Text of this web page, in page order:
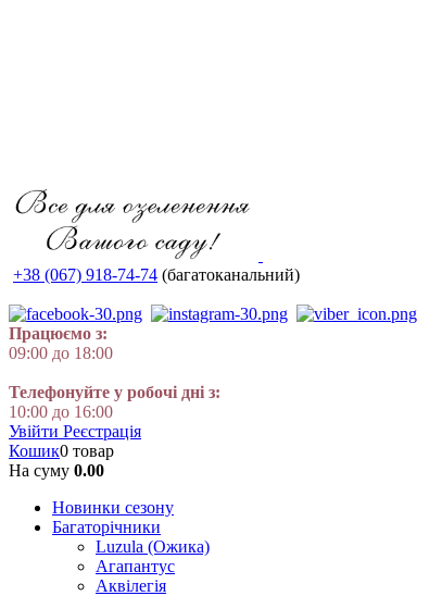
+38 (067) 918-74-74 (багатоканальний)
Працюємо з:
09:00 до 18:00
Телефонуйте у робочі дні з:
10:00 до 16:00
Увійти Реєстрація
Кошик0 товар
На суму 0.00
Новинки сезону
Багаторічники
Luzula (Ожика)
Агапантус
Аквілегія